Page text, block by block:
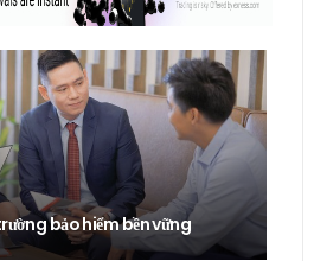
bảo hiểm bền vững